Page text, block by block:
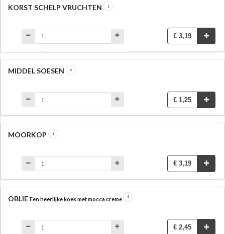
KORST SCHELP VRUCHTEN
€ 3,19
MIDDEL SOESEN
€ 1,25
MOORKOP
€ 3,19
OBLIE Een heerlijke koek met mocca creme
€ 2,45